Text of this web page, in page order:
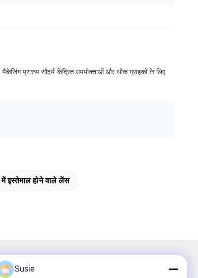
प्रारूप सौंदर्य-केंद्रित उपभोक्ताओं और थोक ग्राहकों के लिए
इस्तेमाल होने वाले लेंस
Susie